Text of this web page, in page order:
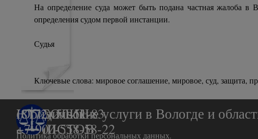
На определение суда может быть подана частная жалоба в
определения судом первой инстанции.
Судья
Ключевые слова: мировое соглашение, мировое, суд, защита,
БАРБОЛИН
&   ЧИСТОВ
(8172) 50-51-83
+7-900-558-58-22
Юридические услуги в Вологде и
Политика обработки персональных данных.